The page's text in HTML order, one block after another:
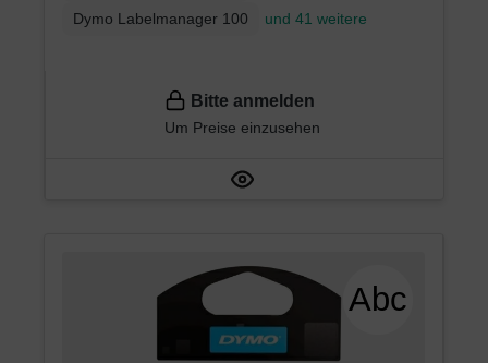
Dymo Labelmanager 100
und 41 weitere
Bitte anmelden
Um Preise einzusehen